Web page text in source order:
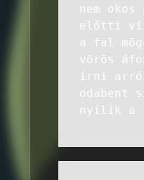
nem okos
előtti
a fal
vörös
írni
odabent
nyílik a